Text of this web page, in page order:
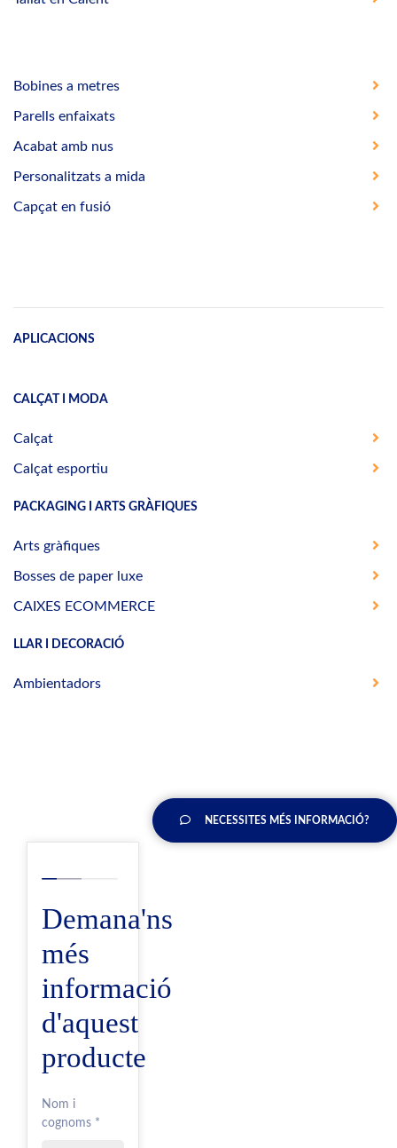
Bobines a metres
Parells enfaixats
Acabat amb nus
Personalitzats a mida
Capçat en fusió
APLICACIONS
CALÇAT I MODA
Calçat
Calçat esportiu
PACKAGING I ARTS GRÀFIQUES
Arts gràfiques
Bosses de paper luxe
CAIXES ECOMMERCE
LLAR I DECORACIÓ
Ambientadors
NECESSITES MÉS INFORMACIÓ?
Demana'ns
més
informació
d'aquest
producte
Nom i
cognoms *